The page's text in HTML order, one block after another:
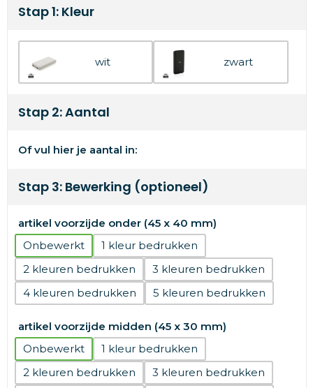
Stap 1: Kleur
wit zwart
Stap 2: Aantal
Of vul hier je aantal in:
Stap 3: Bewerking (optioneel)
artikel voorzijde onder (45 x 40 mm)
Onbewerkt
1
2
3
4
5
artikel voorzijde midden (45 x 30 mm)
Onbewerkt
1
2
3